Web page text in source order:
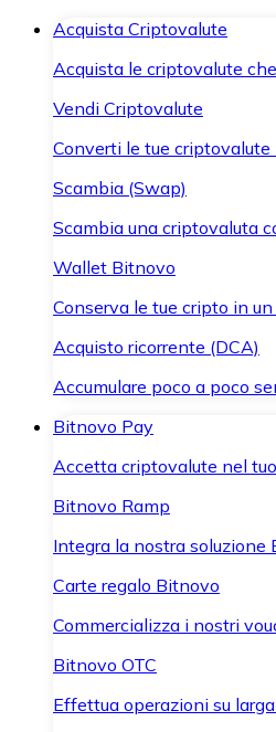
Acquista Criptovalute
Acquista le criptovalute
Vendi Criptovalute
Converti le tue
Scambia (Swap)
Scambia una criptovaluta
Wallet Bitnovo
Conserva le tue cripto in
Acquisto ricorrente (DCA)
Accumulare poco a poco
Bitnovo Pay
Accetta criptovalute nel
Bitnovo Ramp
Integra la nostra
Carte regalo Bitnovo
Commercializza i nostri
Bitnovo OTC
Effettua operazioni su